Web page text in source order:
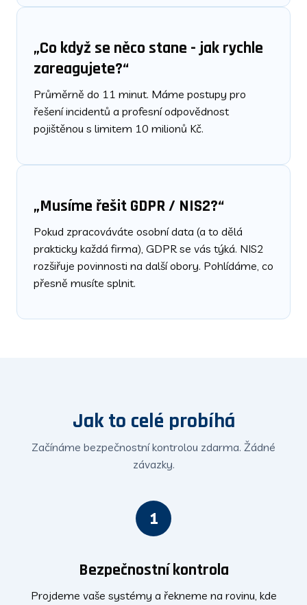
„Co když se něco stane - jak rychle
zareagujete?“
Průměrně do 11 minut. Máme postupy pro
řešení incidentů a profesní odpovědnost
pojištěnou s limitem 10 milionů Kč.
„Musíme řešit GDPR / NIS2?“
Pokud zpracováváte osobní data (a to dělá
prakticky každá firma), GDPR se vás týká. NIS2
rozšiřuje povinnosti na další obory. Pohlídáme, co
přesně musíte splnit.
Jak to celé probíhá
Začínáme bezpečnostní kontrolou zdarma. Žádné
závazky.
1
Bezpečnostní kontrola
Projdeme vaše systémy a řekneme na rovinu, kde